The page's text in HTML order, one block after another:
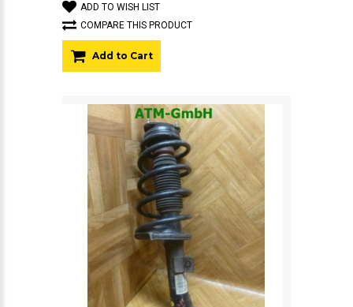
ADD TO WISH LIST
COMPARE THIS PRODUCT
Add to Cart